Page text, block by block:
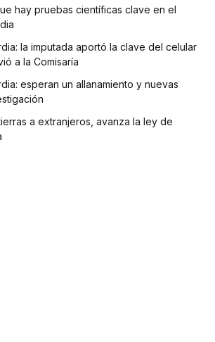
hay pruebas científicas clave en el
la imputada aportó la clave del celular
a la Comisaría
esperan un allanamiento y nuevas
a extranjeros, avanza la ley de